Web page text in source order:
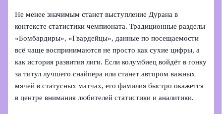
Не менее значимым станет выступление Дурана в
контексте статистики чемпионата. Традиционные разделы
«Бомбардиры», «Гвардейцы», данные по посещаемости
всё чаще воспринимаются не просто как сухие цифры, а
как история развития лиги. Если колумбиец войдёт в гонку
за титул лучшего снайпера или станет автором важных
мячей в статусных матчах, его фамилия быстро окажется
в центре внимания любителей статистики и аналитики.